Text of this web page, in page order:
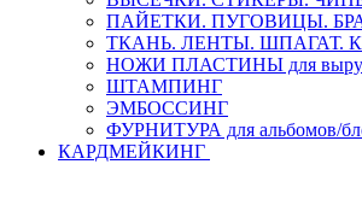
ПАЙЕТКИ. ПУГОВИЦЫ.
ТКАНЬ. ЛЕНТЫ. ШПАГАТ.
НОЖИ ПЛАСТИНЫ для
ШТАМПИНГ
ЭМБОССИНГ
ФУРНИТУРА для альбомов/
КАРДМЕЙКИНГ